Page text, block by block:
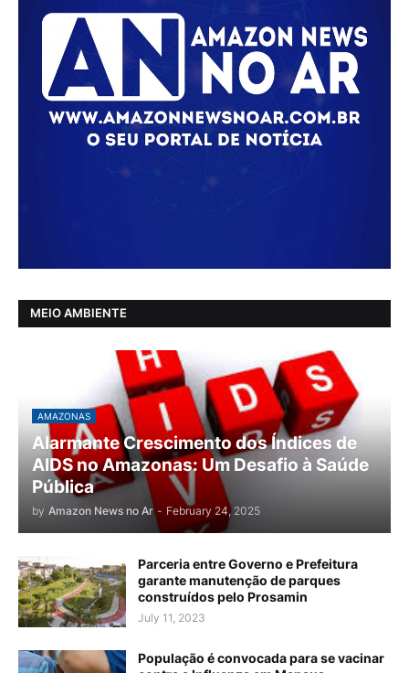
MEIO AMBIENTE
AMAZONAS
Alarmante Crescimento dos Índices de
AIDS no Amazonas: Um Desafio à Saúde
Pública
by Amazon News no Ar - February 24, 2025
Parceria entre Governo e Prefeitura
garante manutenção de parques
construídos pelo Prosamin
July 11, 2023
População é convocada para se vacinar